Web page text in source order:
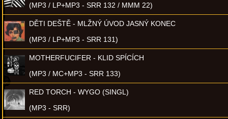
(MP3 / LP+MP3 - SRR 132 / MMM 22)
DĚTI DEŠTĚ - MLŽNÝ ÚVOD JASNÝ KONEC
(MP3 / LP+MP3 - SRR 131)
MOTHERFUCIFER - KLID SPÍCÍCH
(MP3 / MC+MP3 - SRR 133)
RED TORCH - WYGO (SINGL)
(MP3 - SRR)